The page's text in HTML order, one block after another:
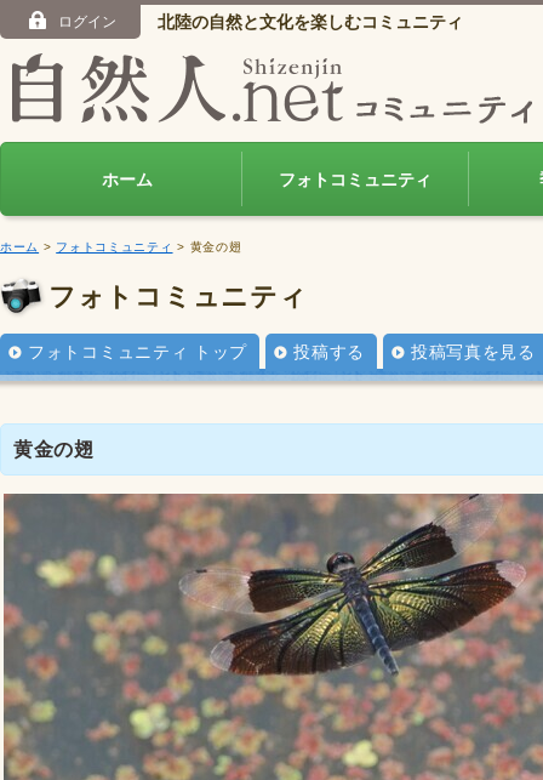
ログイン 北陸の自然と文化を楽しむコミュニティ
ホーム フォトコミュニティ
ホーム > フォトコミュニティ > 黄金の翅
フォトコミュニティ
フォトコミュニティ トップ 投稿する 投稿写真を見る
黄金の翅